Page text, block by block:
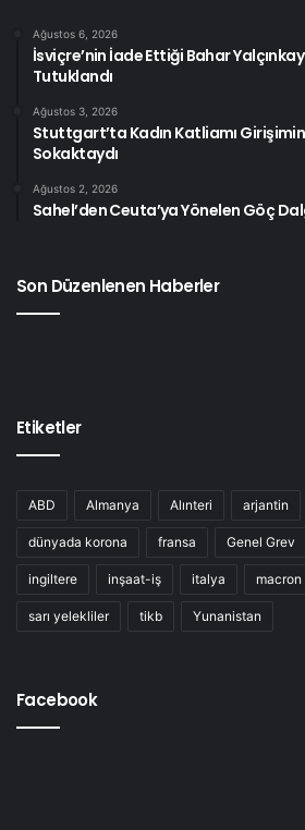
Ağustos 6, 2026
İsviçre’nin İade Ettiği Bahar
Tutuklandı
Ağustos 3, 2026
Stuttgart’ta Kadın Katliamı
Sokaktaydı
Ağustos 2, 2026
Sahel’den Ceuta’ya Yönelen Göç
Son Düzenlenen Haberler
Etiketler
ABD Almanya Alınteri arjantin
dünyada korona fransa Genel Grev
ingiltere inşaat-iş italya macron
sarı yelekliler tikb Yunanistan
Facebook